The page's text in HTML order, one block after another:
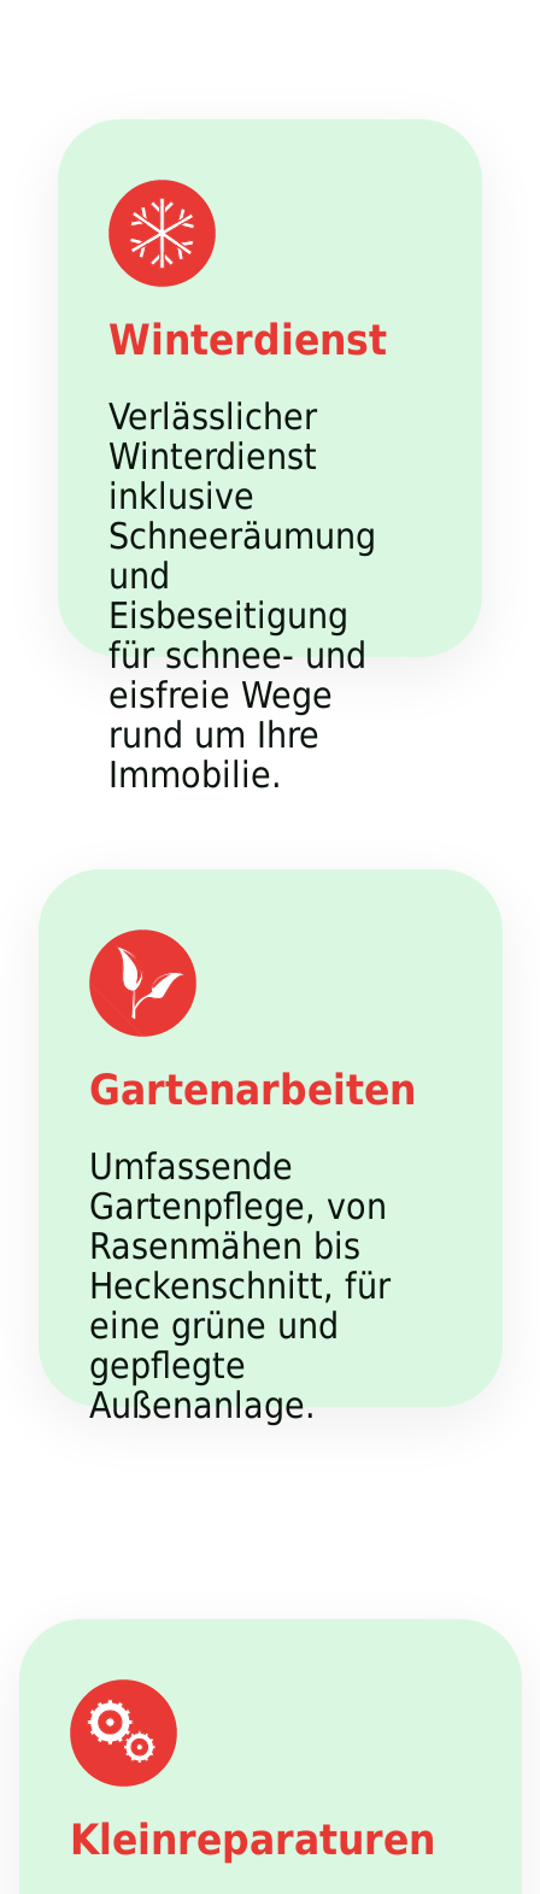
Winterdienst
Verlässlicher
Winterdienst
inklusive
Schneeräumung
und
Eisbeseitigung
für schnee- und
eisfreie Wege
rund um Ihre
Immobilie.
Gartenarbeiten
Umfassende
Gartenpflege, von
Rasenmähen bis
Heckenschnitt, für
eine grüne und
gepflegte
Außenanlage.
Kleinreparaturen